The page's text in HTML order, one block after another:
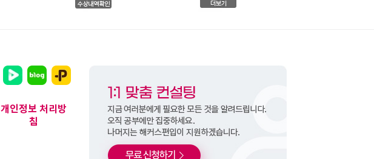
개인정보 처리방
침